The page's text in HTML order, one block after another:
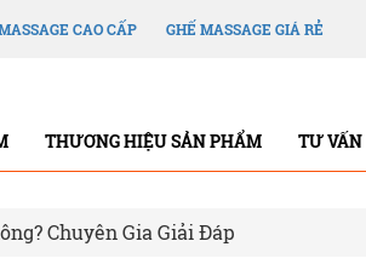
CAO CẤP GHẾ MASSAGE GIÁ RẺ
THƯƠNG HIỆU SẢN PHẨM TƯ VẤN
Chuyên Gia Giải Đáp